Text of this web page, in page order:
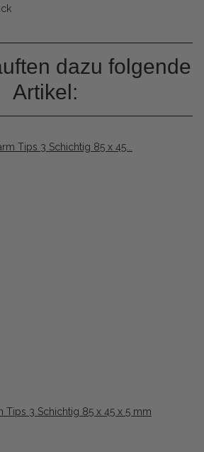
dazu folgende
Artikel:
Tips 3 Schichtig 85 x 45 x 5 mm